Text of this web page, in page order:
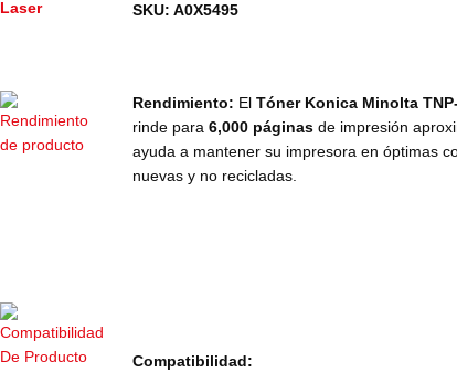
SKU: A0X5495
Rendimiento: El Tóner Konica Minolta
rinde para 6,000 páginas de impresión
ayuda a mantener su impresora en óptimas
nuevas y no recicladas.
Compatibilidad: